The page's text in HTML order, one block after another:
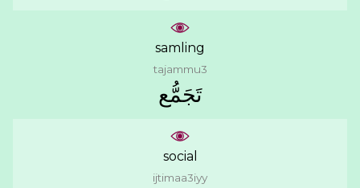
samling
tajammu3
ﺗَﺠَﻤُّﻊ
social
ijtimaa3iyy